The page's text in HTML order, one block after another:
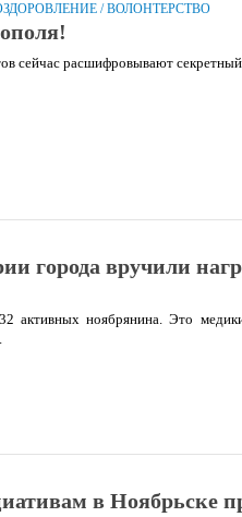
/ВОЛОНТЕРСТВО
сейчас расшифровывают
города вручили
активных ноябрянина. Это
в Ноябрьске